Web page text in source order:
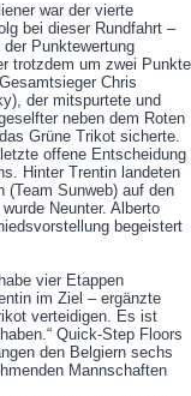
war der vierte
bei dieser Rundfahrt –
Punktewertung
trotzdem um zwei Punkte
Chris
der mitspurtete und
neben dem Roten
Grüne Trikot sicherte.
offene Entscheidung
Hinter Trentin landeten
(Team Sunweb) auf den
Neunter. Alberto
begeistert
vier Etappen
im Ziel – ergänzte
verteidigen. Es ist
Quick-Step Floors
den Belgiern sechs
Mannschaften